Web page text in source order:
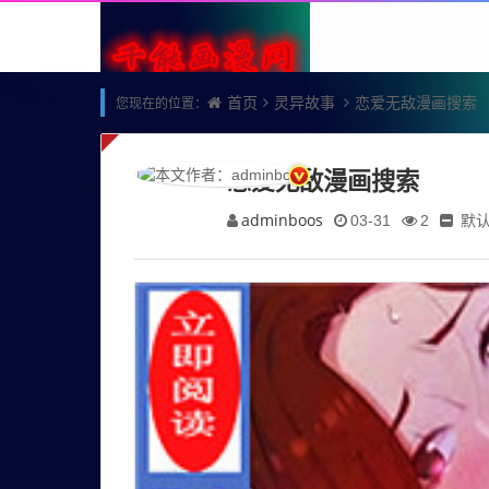
您现在的位置： 首页 灵异故事 恋爱无敌漫画搜索
恋爱无敌漫画搜索
adminboos 03-31 2 默